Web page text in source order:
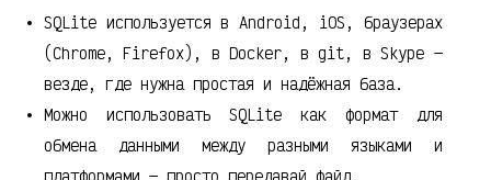
SQLite используется в Android, iOS, браузерах
(Chrome, Firefox), в Docker, в git, в Skype —
везде, где нужна простая и надёжная база.
Можно использовать SQLite как формат для
обмена данными между разными языками и